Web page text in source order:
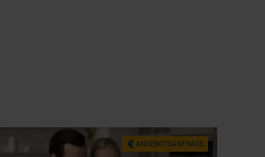
AN­GE­BOTS­AN­FRA­GE